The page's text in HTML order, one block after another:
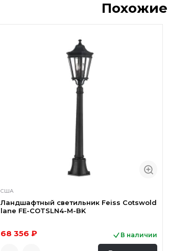
Похожие
США
Ландшафтный светильник Feiss Cotswold
lane FE-COTSLN4-M-BK
68 356 ₽ В наличии